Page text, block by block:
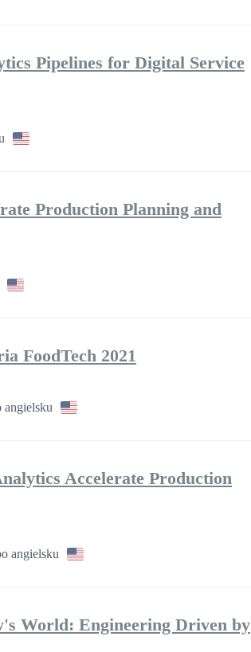
Pipelines for Digital Service
Production Planning and
FoodTech 2021
angielsku
Accelerate Production
angielsku
World: Engineering Driven by